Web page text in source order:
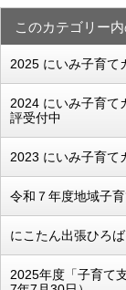
このカテゴリー
2025 にいみ子育て
2024 にいみ子育て
評受付中
2023 にいみ子育て
令和７年度地域子
にこたん出張ひろ
2025年度「子育て